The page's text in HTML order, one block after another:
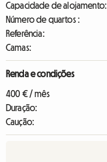
Capacidade de alojamento:
Número de quartos :
Referência:
Camas:
Renda e condições
400 € / mês
Duração:
Caução: